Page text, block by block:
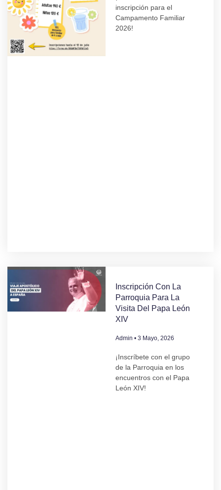
inscripción para el
Campamento Familiar
2026!
Inscripción Con La
Parroquia Para La
Visita Del Papa León
XIV
Admin 3 Mayo, 2026
¡Inscríbete con el grupo
de la Parroquia en los
encuentros con el Papa
León XIV!